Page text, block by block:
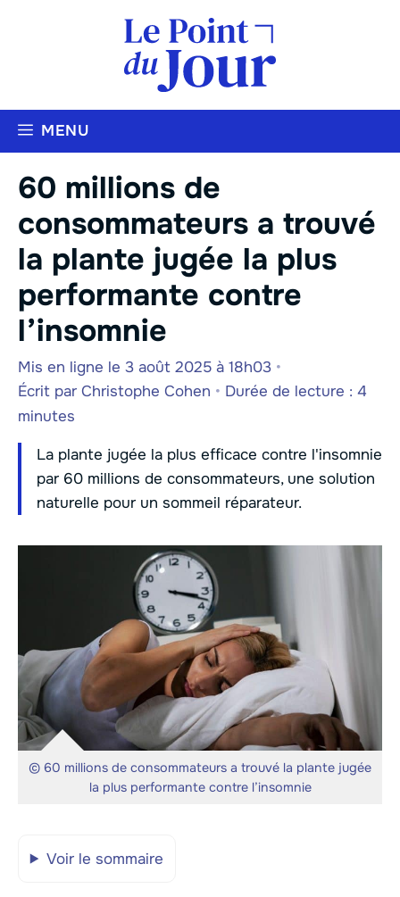
MENU
60 millions de
consommateurs a trouvé
la plante jugée la plus
performante contre
l’insomnie
Mis en ligne le 3 août 2025 à 18h03 •
Écrit par Christophe Cohen • Durée de lecture : 4
minutes
La plante jugée la plus efficace contre l'insomnie
par 60 millions de consommateurs, une solution
naturelle pour un sommeil réparateur.
© 60 millions de consommateurs a trouvé la plante jugée
la plus performante contre l’insomnie
Voir le sommaire